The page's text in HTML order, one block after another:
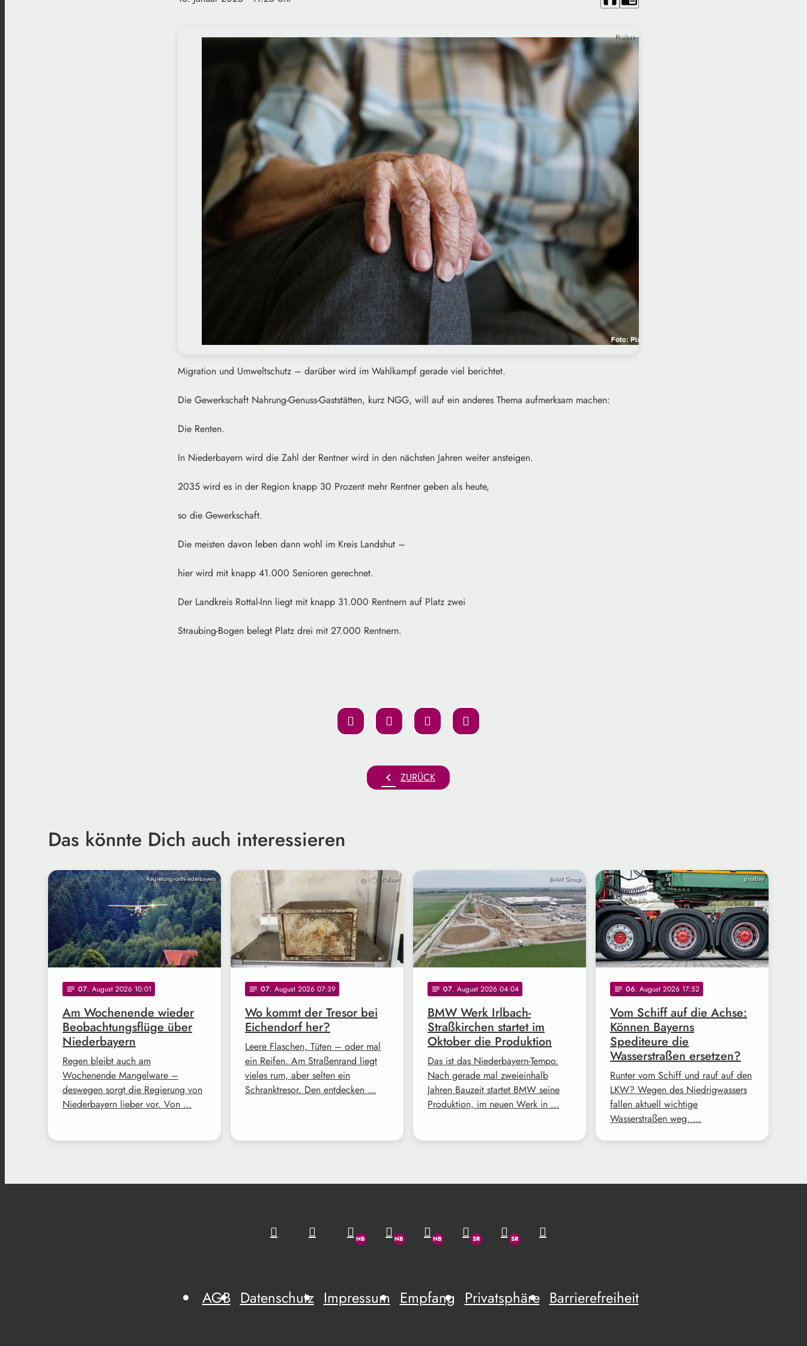
Pixabay
Migration und Umweltschutz – darüber wird im Wahlkampf gerade viel berichtet.
Die Gewerkschaft Nahrung-Genuss-Gaststätten, kurz NGG, will auf ein anderes Thema aufmerksam machen:
Die Renten.
In Niederbayern wird die Zahl der Rentner wird in den nächsten Jahren weiter ansteigen.
2035 wird es in der Region knapp 30 Prozent mehr Rentner geben als heute,
so die Gewerkschaft.
Die meisten davon leben dann wohl im Kreis Landshut –
hier wird mit knapp 41.000 Senioren gerechnet.
Der Landkreis Rottal-Inn liegt mit knapp 31.000 Rentnern auf Platz zwei
Straubing-Bogen belegt Platz drei mit 27.000 Rentnern.
chevron_left ZURÜCK
Das könnte Dich auch interessieren
RegierungvonNiederbayern
notes 07. August 2026 10:01
Am Wochenende wieder
Beobachtungsflüge über
Niederbayern
Regen bleibt auch am
Wochenende Mangelware –
deswegen sorgt die Regierung von
Niederbayern lieber vor. Von …
Polizei
notes 07. August 2026 07:39
Wo kommt der Tresor bei
Eichendorf her?
Leere Flaschen, Tüten – oder mal
ein Reifen. Am Straßenrand liegt
vieles rum, aber selten ein
Schranktresor. Den entdecken …
BMW Group
notes 07. August 2026 04:04
BMW Werk Irlbach-
Straßkirchen startet im
Oktober die Produktion
Das ist das Niederbayern-Tempo.
Nach gerade mal zweieinhalb
Jahren Bauzeit startet BMW seine
Produktion, im neuen Werk in …
pixabay
notes 06. August 2026 17:52
Vom Schiff auf die Achse:
Können Bayerns
Spediteure die
Wasserstraßen ersetzen?
Runter vom Schiff und rauf auf den
LKW? Wegen des Niedrigwassers
fallen aktuell wichtige
Wasserstraßen weg. …
AGB Datenschutz Impressum Empfang Privatsphäre Barrierefreiheit